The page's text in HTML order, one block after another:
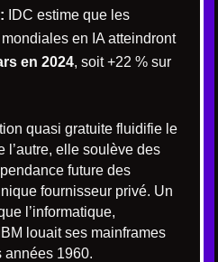
IDC estime que les
en IA atteindront
en 2024, soit +22 % sur
quasi gratuite fluidifie le
l’autre, elle soulève des
future des
fournisseur privé. Un
l’informatique,
louait ses mainframes
années 1960.